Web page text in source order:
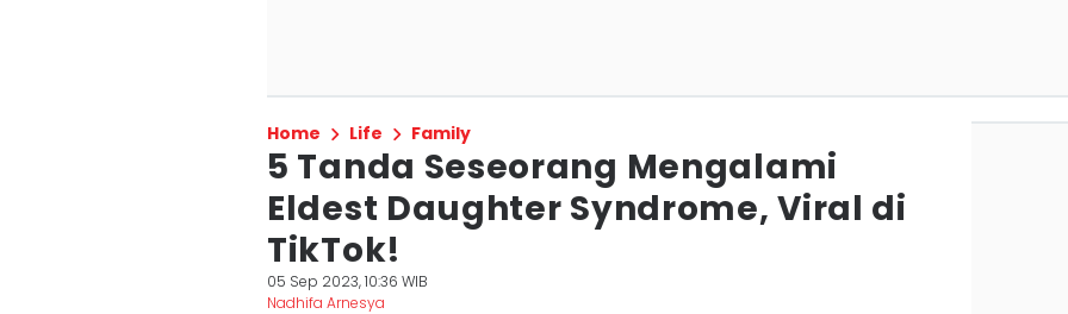
Home Life Family
5 Tanda Seseorang Mengalami
Eldest Daughter Syndrome, Viral di
TikTok!
05 Sep 2023, 10:36 WIB
Nadhifa Arnesya